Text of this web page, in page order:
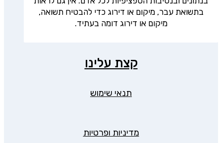
בתשואת עבר, מיקום או דירוג כדי להבטיח תשואה,
מיקום או דירוג דומה בעתיד.
קצת עלינו
תנאי שימוש
מדיניות ופרטיות